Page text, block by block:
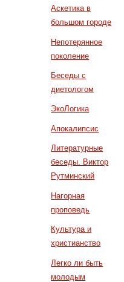
Аскетика в
большом городе
Непотерянное
поколение
Беседы с
диетологом
ЭкоЛогика
Апокалипсис
Литературные
беседы. Виктор
Рутминский
Нагорная
проповедь
Культура и
христианство
Легко ли быть
молодым